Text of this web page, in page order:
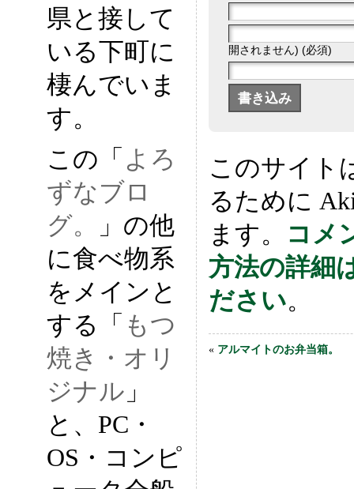
県と接して
いる下町に
棲んでいま
す。
この「 よろ
ずなブロ
グ。
」の他
に食べ物系
をメインと
する「 もつ
焼き・オリ
ジナル 」
と、PC・
OS・コンピ
開されません) (必須)
このサイト
るために
ます。
コメ
方法の詳細
ださい。
« アルマイトのお弁当箱。